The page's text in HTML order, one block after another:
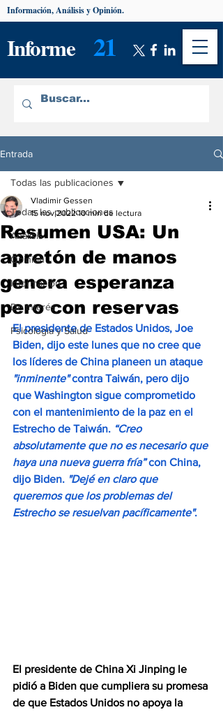
Informe 21
Información, Análisis y Opinión.
Entrada
Todas las publicaciones
Análisis
Opinión
Información
De interés
Psicología y Salud
Todas las publicaciones
Resumen USA: Un
apretón de manos
genera esperanza
pero con reservas
Vladimir Gessen
15 nov 2022 10 min de lectura
El presidente de Estados Unidos, Joe
Biden, dijo este lunes que no cree que
los líderes de China planeen un ataque
"inminente" contra Taiwán, pero dijo
que Washington sigue comprometido
con el mantenimiento de la paz en el
Estrecho de Taiwán. “Creo
absolutamente que no es necesario que
haya una nueva guerra fría” con China,
dijo Biden. "Dejé en claro que
queremos que los problemas del
Estrecho se resuelvan pacíficamente".
El presidente de China Xi Jinping le
pidió a Biden que cumpliera su promesa
de que Estados Unidos no apoya la